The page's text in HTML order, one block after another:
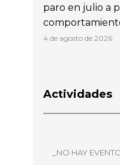
paro en julio a
4 de agosto de 2026
Actividades
_NO HAY